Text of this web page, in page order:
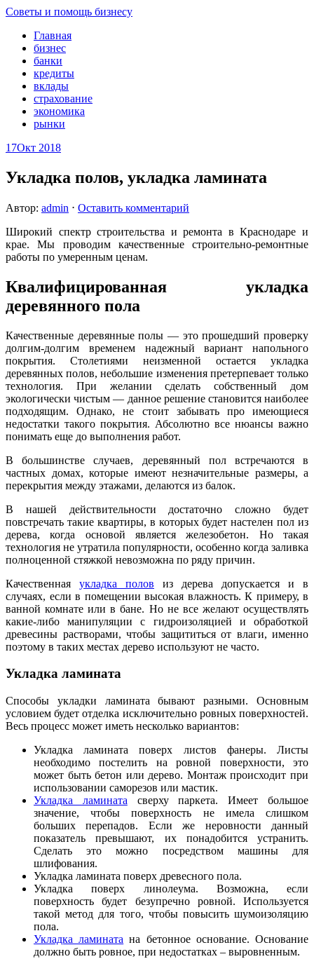
Советы и помощь бизнесу
Главная
бизнес
банки
кредиты
вклады
страхование
экономика
рынки
17Окт 2018
Укладка полов, укладка ламината
Автор: admin ⋅ Оставить комментарий
Широкий спектр строительства и ремонта в Краснодаре и
крае. Мы проводим качественные строительно-ремонтные
работы по умеренным ценам.
Квалифицированная укладка
деревянного пола
Качественные деревянные полы — это прошедший проверку
долгим-долгим временем надежный вариант напольного
покрытия. Столетиями неизменной остается укладка
деревянных полов, небольшие изменения претерпевает только
технология. При желании сделать собственный дом
экологически чистым — данное решение становится наиболее
подходящим. Однако, не стоит забывать про имеющиеся
недостатки такого покрытия. Абсолютно все нюансы важно
понимать еще до выполнения работ.
В большинстве случаев, деревянный пол встречаются в
частных домах, которые имеют незначительные размеры, а
перекрытия между этажами, делаются из балок.
В нашей действительности достаточно сложно будет
повстречать такие квартиры, в которых будет настелен пол из
дерева, когда основой является железобетон. Но такая
технология не утратила популярности, особенно когда заливка
полноценной стяжкой невозможна по ряду причин.
Качественная укладка полов из дерева допускается и в
случаях, если в помещении высокая влажность. К примеру, в
ванной комнате или в бане. Но не все желают осуществлять
какие-либо манипуляции с гидроизоляцией и обработкой
древесины растворами, чтобы защититься от влаги, именно
поэтому в таких местах дерево используют не часто.
Укладка ламината
Способы укладки ламината бывают разными. Основным
условием будет отделка исключительно ровных поверхностей.
Весь процесс может иметь несколько вариантов:
Укладка ламината поверх листов фанеры. Листы
необходимо постелить на ровной поверхности, это
может быть бетон или дерево. Монтаж происходит при
использовании саморезов или мастик.
Укладка ламината сверху паркета. Имеет большое
значение, чтобы поверхность не имела слишком
больших перепадов. Если же неровности данный
показатель превышают, их понадобится устранить.
Сделать это можно посредством машины для
шлифования.
Укладка ламината поверх древесного пола.
Укладка поверх линолеума. Возможна, если
поверхность будет безупречно ровной. Используется
такой метод для того, чтобы повысить шумоизоляцию
пола.
Укладка ламината на бетонное основание. Основание
должно быть ровное, при недостатках – выровненным.